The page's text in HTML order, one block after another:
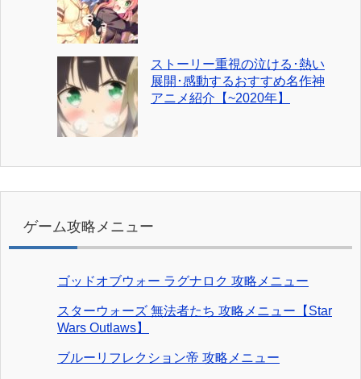
ストーリー重視の泣ける･熱い
展開･感動するおすすめ名作神
アニメ紹介【~2020年】
ゲーム攻略メニュー
ゴッドオブウォー ラグナロク 攻略メニュー
スターウォーズ 無法者たち 攻略メニュー【Star
Wars Outlaws】
ブルーリフレクション帝 攻略メニュー